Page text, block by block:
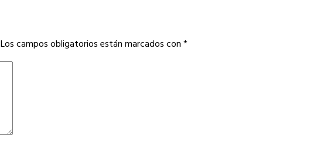
Los campos obligatorios están marcados con*